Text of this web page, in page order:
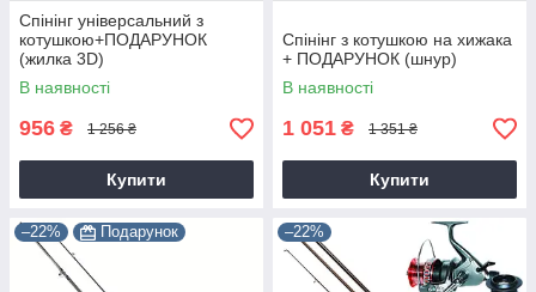
Спінінг універсальний з
котушкою+ПОДАРУНОК
(жилка 3D)
В наявності
956 ₴ 1 256 ₴
Купити
Спінінг з котушкою на хижака
+ ПОДАРУНОК (шнур)
В наявності
1 051 ₴ 1 351 ₴
Купити
–22% Подарунок –22%